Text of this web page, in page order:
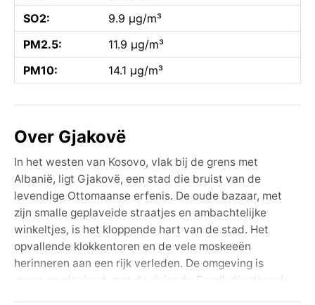
SO2:
9.9 µg/m³
PM2.5:
11.9 µg/m³
PM10:
14.1 µg/m³
Over Gjakovë
In het westen van Kosovo, vlak bij de grens met
Albanië, ligt Gjakovë, een stad die bruist van de
levendige Ottomaanse erfenis. De oude bazaar, met
zijn smalle geplaveide straatjes en ambachtelijke
winkeltjes, is het kloppende hart van de stad. Het
opvallende klokkentoren en de vele moskeeën
herinneren aan een rijk verleden. De omgeving is
groen en glooiend, met de rivier de Erenik die door de